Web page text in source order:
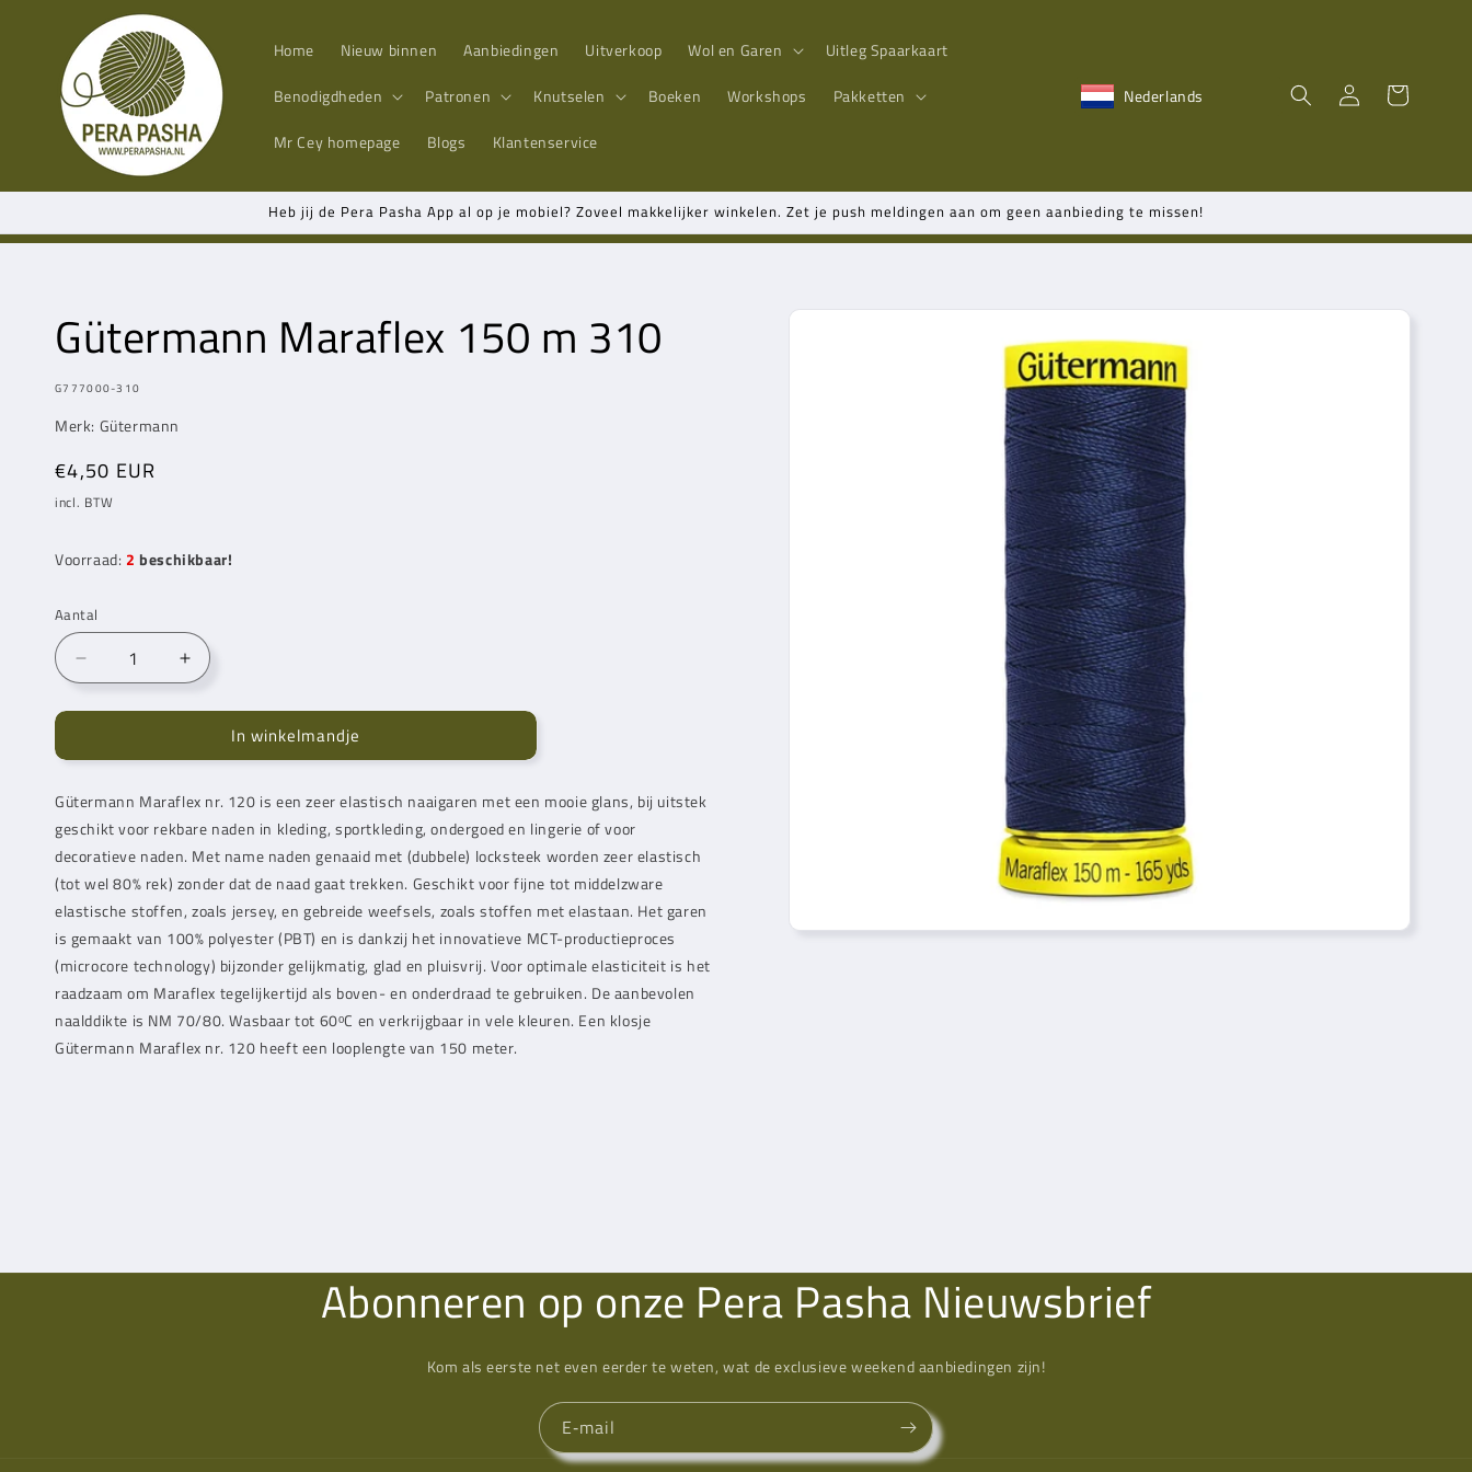
content Home Nieuw binnen Aanbiedingen Uitverkoop Wol en Garen
Uitleg Spaarkaart
Benodigdheden
Patronen Knutselen Boeken Workshops
Pakketten
Mr Cey homepage Blogs Klantenservice
Nederlands InloggenWinkelwagen
Heb jij de Pera Pasha App al op je mobiel? Zoveel makkelijker winkelen. Zet je push meldingen aan om geen aanbieding te missen!
Gütermann Maraflex 150 m 310
MODEL:
G777000-310
Merk: Gütermann
Normale
prijs
€4,50 EUR
incl. BTW
Voorraad: 2 beschikbaar!
Aantal
Aantal
verlagen
voor
Maraflex
m
310
Aantal
verhogen
voor
Gütermann
Maraflex
m
310
In winkelmandje
Gütermann Maraflex nr. 120 is een zeer elastisch naaigaren met een mooie glans, bij uitstek
geschikt voor rekbare naden in kleding, sportkleding, ondergoed en lingerie of voor
decoratieve naden. Met name naden genaaid met (dubbele) locksteek worden zeer elastisch
(tot wel 80% rek) zonder dat de naad gaat trekken. Geschikt voor fijne tot middelzware
elastische stoffen, zoals jersey, en gebreide weefsels, zoals stoffen met elastaan. Het garen
is gemaakt van 100% polyester (PBT) en is dankzij het innovatieve MCT-productieproces
(microcore technology) bijzonder gelijkmatig, glad en pluisvrij. Voor optimale elasticiteit is het
raadzaam om Maraflex tegelijkertijd als boven- en onderdraad te gebruiken. De aanbevolen
naalddikte is NM 70/80. Wasbaar tot 60ᵒC en verkrijgbaar in vele kleuren. Een klosje
Gütermann Maraflex nr. 120 heeft een looplengte van 150 meter.
Abonneren op onze Pera Pasha Nieuwsbrief
Kom als eerste net even eerder te weten, wat de exclusieve weekend aanbiedingen zijn!
E‑mail